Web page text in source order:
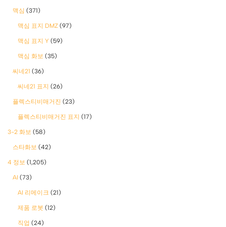
맥심 (371)
맥심 표지 DMZ (97)
맥심 표지 Y (59)
맥심 화보 (35)
씨네21 (36)
씨네21 표지 (26)
플렉스티비매거진 (23)
플렉스티비매거진 표지 (17)
3-2 화보 (58)
스타화보 (42)
4 정보 (1,205)
AI (73)
AI 리메이크 (21)
제품 로봇 (12)
직업 (24)